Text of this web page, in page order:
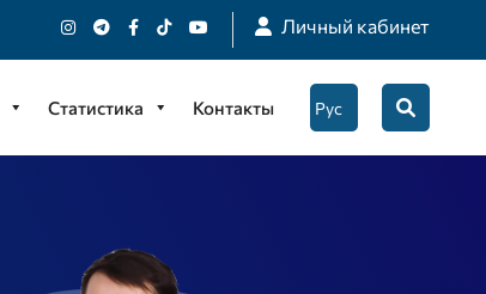
Личный кабинет
Статистика Контакты